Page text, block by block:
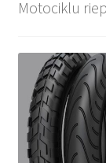
Motociklu